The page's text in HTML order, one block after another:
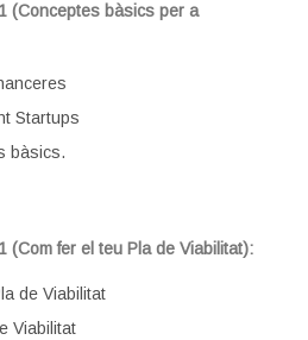
(Conceptes bàsics per a
Startups
bàsics.
(Com fer el teu Pla de Viabilitat):
de Viabilitat
Viabilitat